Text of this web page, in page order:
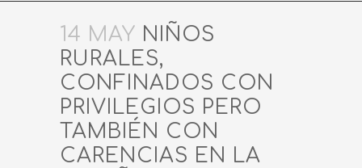
14 MAY NIÑOS
RURALES,
CONFINADOS CON
PRIVILEGIOS PERO
TAMBIÉN CON
CARENCIAS EN LA